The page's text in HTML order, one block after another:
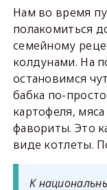
Нам во время
полакомиться
семейному
колдунами. На
остановимся
бабка по-
картофеля,
фавориты. Это
виде котлеты.
К